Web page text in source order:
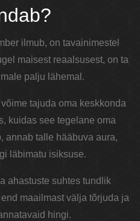
ilmub, on tavainimestel
maisest reaalsusest, on ta
palju lähemal.
tajuda oma keskkonda
kuidas see tegelane oma
annab talle hääbuva aura,
läbimatu isiksuse.
ahastuste suhtes tundlik
maailmast välja tõrjuda ja
hingi.